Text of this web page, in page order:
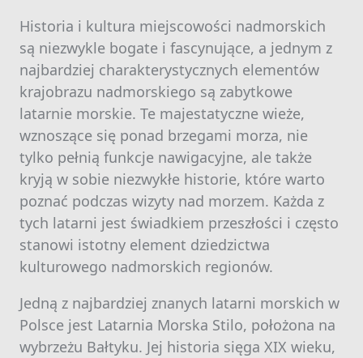
Historia i kultura miejscowości nadmorskich
są niezwykle bogate i fascynujące, a jednym z
najbardziej charakterystycznych elementów
krajobrazu nadmorskiego są zabytkowe
latarnie morskie. Te majestatyczne wieże,
wznoszące się ponad brzegami morza, nie
tylko pełnią funkcje nawigacyjne, ale także
kryją w sobie niezwykłe historie, które warto
poznać podczas wizyty nad morzem. Każda z
tych latarni jest świadkiem przeszłości i często
stanowi istotny element dziedzictwa
kulturowego nadmorskich regionów.
Jedną z najbardziej znanych latarni morskich w
Polsce jest Latarnia Morska Stilo, położona na
wybrzeżu Bałtyku. Jej historia sięga XIX wieku,